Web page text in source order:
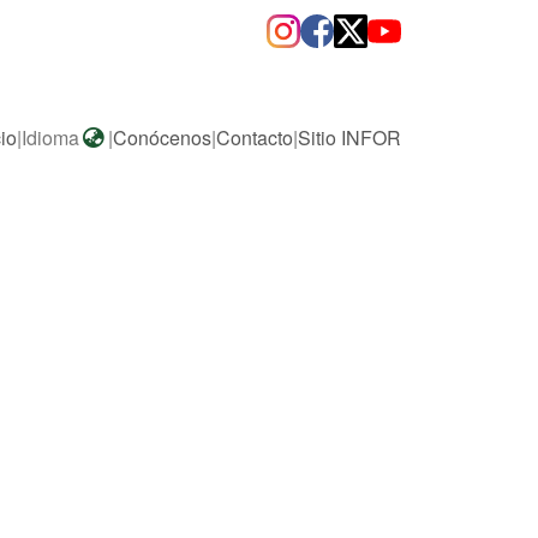
|Idioma |Conócenos|Contacto|Sitio INFOR